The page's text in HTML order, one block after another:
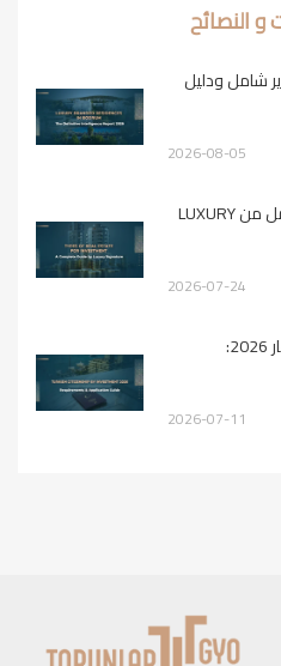
و النصائح
شامل ودليل
2026-08-05
أنواع العقارات للاستثمار: دليل شامل من LUXURY
2026-07-24
الجنسية التركية عن طريق الاستثمار 2026:
2026-07-11